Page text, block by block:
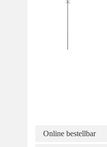
Online bestellbar